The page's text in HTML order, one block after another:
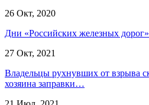
26 Окт, 2020
Дни «Российских железных
27 Окт, 2021
Владельцы рухнувших от взрыва
хозяина заправки…